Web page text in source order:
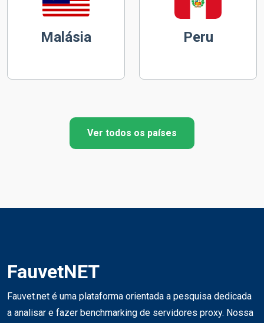
Malásia Peru
Ver todos os países
FauvetNET
Fauvet.net é uma plataforma orientada a pesquisa dedicada
a analisar e fazer benchmarking de servidores proxy. Nossa